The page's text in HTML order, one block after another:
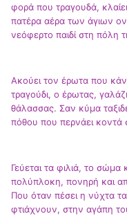
φορά που τραγουδά,
πατέρα αέρα των άγιων
νεόφερτο παιδί στη πόλη
Ακούει τον έρωτα που
τραγούδι, ο έρωτας,
θάλασσας. Σαν κύμα
πόθου που περνάει κοντά
Γεύεται τα φιλιά, το
πολύπλοκη, πονηρή και
Που όταν πέσει η νύχτα
φτιάχνουν, στην αγάπη